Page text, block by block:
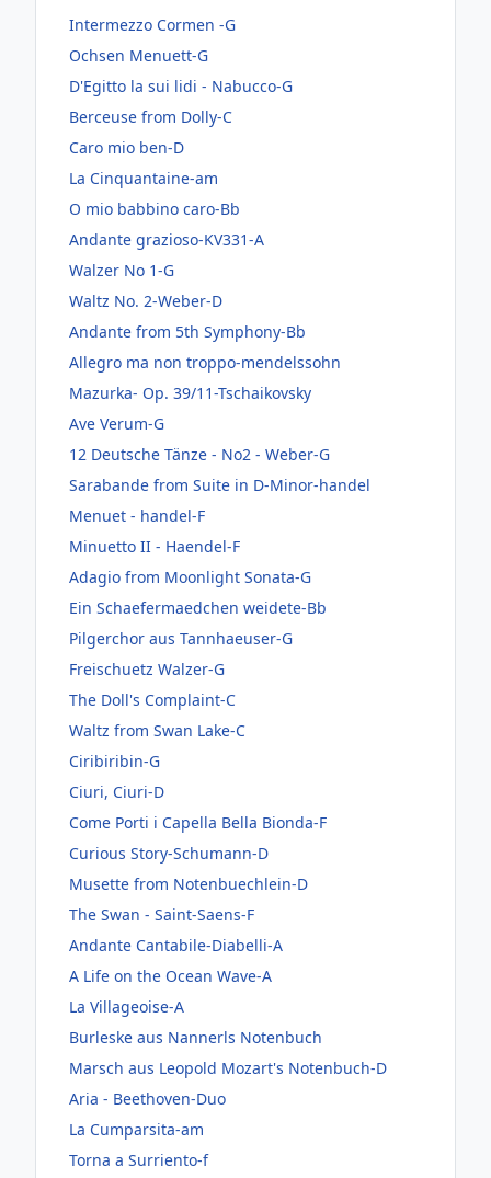
Intermezzo Cormen -G
Ochsen Menuett-G
D'Egitto la sui lidi - Nabucco-G
Berceuse from Dolly-C
Caro mio ben-D
La Cinquantaine-am
O mio babbino caro-Bb
Andante grazioso-KV331-A
Walzer No 1-G
Waltz No. 2-Weber-D
Andante from 5th Symphony-Bb
Allegro ma non troppo-mendelssohn
Mazurka- Op. 39/11-Tschaikovsky
Ave Verum-G
12 Deutsche Tänze - No2 - Weber-G
Sarabande from Suite in D-Minor-handel
Menuet - handel-F
Minuetto II - Haendel-F
Adagio from Moonlight Sonata-G
Ein Schaefermaedchen weidete-Bb
Pilgerchor aus Tannhaeuser-G
Freischuetz Walzer-G
The Doll's Complaint-C
Waltz from Swan Lake-C
Ciribiribin-G
Ciuri, Ciuri-D
Come Porti i Capella Bella Bionda-F
Curious Story-Schumann-D
Musette from Notenbuechlein-D
The Swan - Saint-Saens-F
Andante Cantabile-Diabelli-A
A Life on the Ocean Wave-A
La Villageoise-A
Burleske aus Nannerls Notenbuch
Marsch aus Leopold Mozart's Notenbuch-D
Aria - Beethoven-Duo
La Cumparsita-am
Torna a Surriento-f